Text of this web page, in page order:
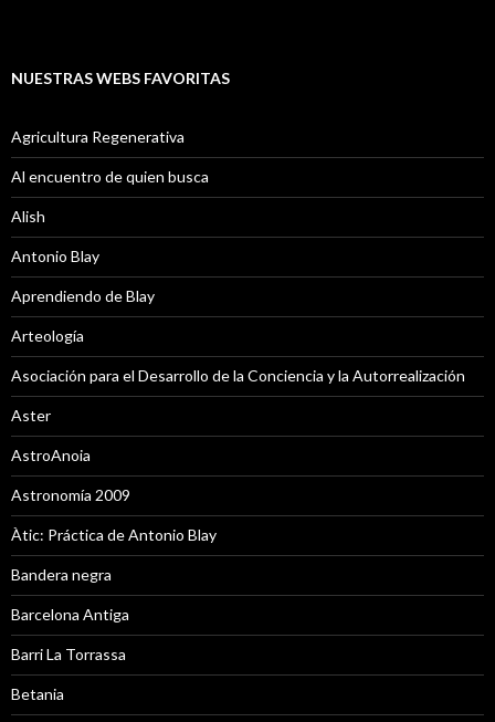
NUESTRAS WEBS FAVORITAS
Agricultura Regenerativa
Al encuentro de quien busca
Alish
Antonio Blay
Aprendiendo de Blay
Arteología
Asociación para el Desarrollo de la Conciencia y la Autorrealización
Aster
AstroAnoia
Astronomía 2009
Àtic: Práctica de Antonio Blay
Bandera negra
Barcelona Antiga
Barri La Torrassa
Betania